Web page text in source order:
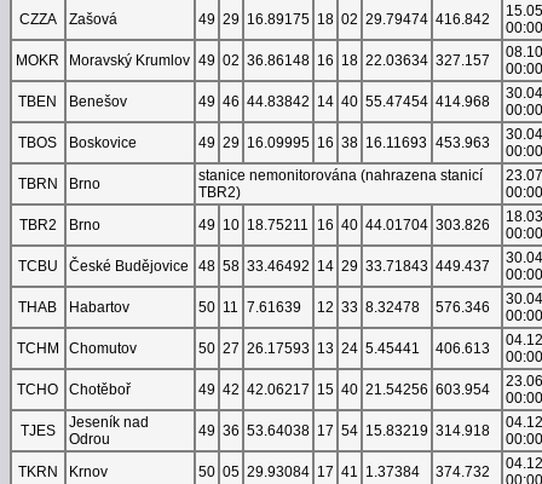
CZZA
Zašová 49 29 16.89175 18 02 29.79474 416.842
00:00
MOKR
Moravský Krumlov 49 02 36.86148 16 18 22.03634 327.157
00:00
TBEN
Benešov 49 46 44.83842 14 40 55.47454 414.968
00:00
TBOS
Boskovice 49 29 16.09995 16 38 16.11693 453.963
00:00
TBRN
Brno
stanice nemonitorována (nahrazena stanicí
TBR2)
00:00
TBR2
Brno 49 10 18.75211 16 40 44.01704 303.826
00:00
TCBU
České Budějovice 48 58 33.46492 14 29 33.71843 449.437
00:00
THAB
Habartov 50 11 7.61639 12 33 8.32478 576.346
00:00
TCHM
Chomutov 50 27 26.17593 13 24 5.45441 406.613
00:00
TCHO
Chotěboř 49 42 42.06217 15 40 21.54256 603.954
00:00
TJES
Jeseník nad
Odrou
49 36 53.64038 17 54 15.83219 314.918
00:00
TKRN
Krnov 50 05 29.93084 17 41 1.37384 374.732
00:00